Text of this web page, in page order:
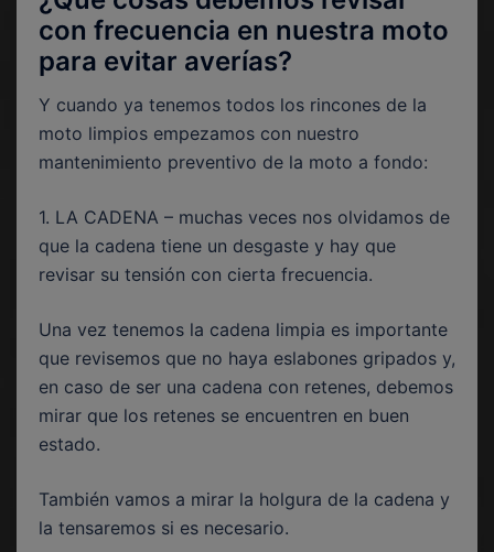
con frecuencia en nuestra moto
para evitar averías?
Y cuando ya tenemos todos los rincones de la
moto limpios empezamos con nuestro
mantenimiento preventivo de la moto a fondo:
1. LA CADENA – muchas veces nos olvidamos de
que la cadena tiene un desgaste y hay que
revisar su tensión con cierta frecuencia.
Una vez tenemos la cadena limpia es importante
que revisemos que no haya eslabones gripados y,
en caso de ser una cadena con retenes, debemos
mirar que los retenes se encuentren en buen
estado.
También vamos a mirar la holgura de la cadena y
la tensaremos si es necesario.